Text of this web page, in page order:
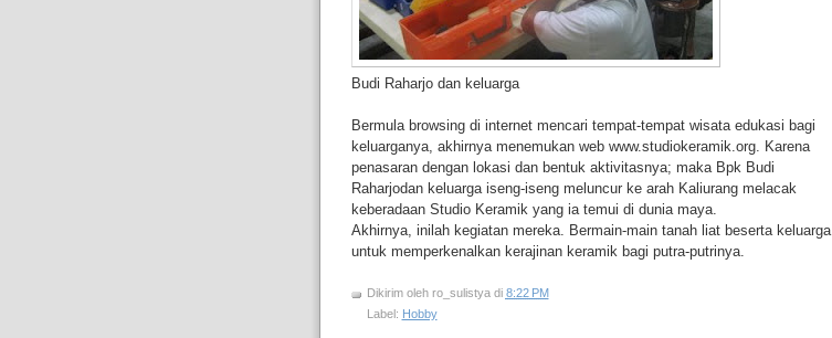
Budi Raharjo dan keluarga
Bermula browsing di internet mencari tempat-tempat wisata edukasi bagi
keluarganya, akhirnya menemukan web www.studiokeramik.org. Karena
penasaran dengan lokasi dan bentuk aktivitasnya; maka Bpk Budi
Raharjodan keluarga iseng-iseng meluncur ke arah Kaliurang melacak
keberadaan Studio Keramik yang ia temui di dunia maya.
Akhirnya, inilah kegiatan mereka. Bermain-main tanah liat beserta keluarga
untuk memperkenalkan kerajinan keramik bagi putra-putrinya.
Dikirim oleh ro_sulistya di 8:22 PM
Label: Hobby